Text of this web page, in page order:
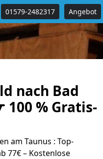
01579-2482317 Angebot
nach Bad
100 % Gratis-
am Taunus : Top-
77€ – Kostenlose